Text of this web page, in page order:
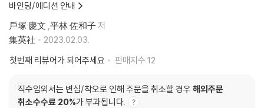
바인딩/에디션 안내
戶塚 慶文 ,平林 佐和子저
集英社
2023.02.03.
첫번째 리뷰어가 되어주세요
판매지수 12
직수입외서는 변심/착오로 인해 주문을 취소할 경우 해외주문
취소수수료 20%가 부과됩니다.